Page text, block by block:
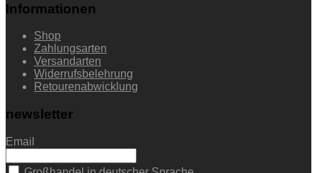
Informationen
Shop
Zahlungsarten
Versandarten
Widerrufsbelehrung
Retourenabwicklung
newsletter
Email